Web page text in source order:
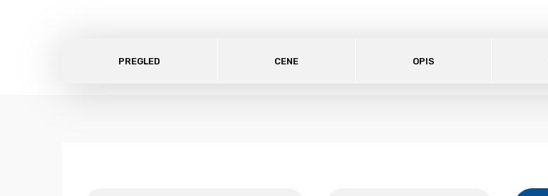
PREGLED CENE OPIS